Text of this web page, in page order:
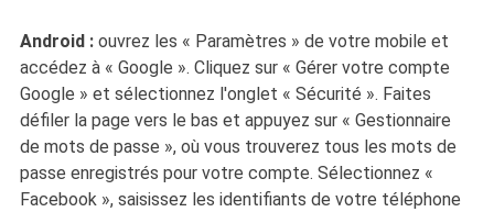
Android :ouvrez les « Paramètres » de votre mobile et
accédez à « Google ». Cliquez sur « Gérer votre compte
Google » et sélectionnez l'onglet « Sécurité ». Faites
défiler la page vers le bas et appuyez sur « Gestionnaire
de mots de passe », où vous trouverez tous les mots de
passe enregistrés pour votre compte. Sélectionnez «
Facebook », saisissez les identifiants de votre téléphone